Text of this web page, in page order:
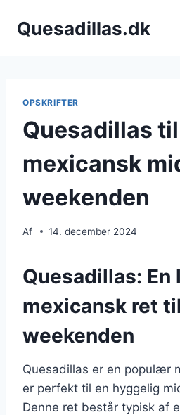
Quesadillas.dk
OPSKRIFTER
Quesadillas til
mexicansk
weekenden
Af 14. december 2024
Quesadillas:
mexicansk ret til
weekenden
Quesadillas er en populær
er perfekt til en hyggelig
Denne ret består typisk af